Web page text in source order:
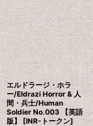
並び順 :
エルドラージ・ホラ
ー/Eldrazi Horror & 人
間・兵士/Human
Soldier No.003 【英語
版】 [INR-トークン]